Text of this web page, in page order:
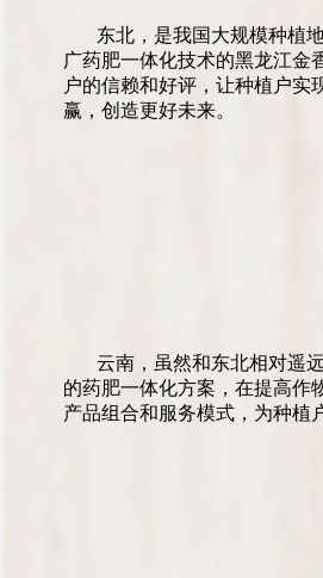
东北，是我国大规模种植
广药肥一体化技术的黑龙江金
户的信赖和好评，让种植户
赢，创造更好未来。
云南，虽然和东北相对遥
的药肥一体化方案，在提高作
产品组合和服务模式，为种植